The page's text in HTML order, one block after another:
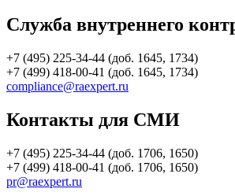
Служба внутреннего
+7 (495) 225-34-44 (доб. 1645, 1734)
+7 (499) 418-00-41 (доб. 1645, 1734)
compliance@raexpert.ru
Контакты для СМИ
+7 (495) 225-34-44 (доб. 1706, 1650)
+7 (499) 418-00-41 (доб. 1706, 1650)
pr@raexpert.ru